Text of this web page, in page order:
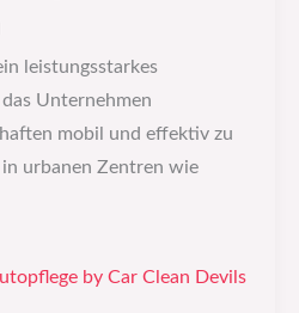
leistungsstarkes
Unternehmen
mobil und effektiv zu
urbanen Zentren wie
by Car Clean Devils